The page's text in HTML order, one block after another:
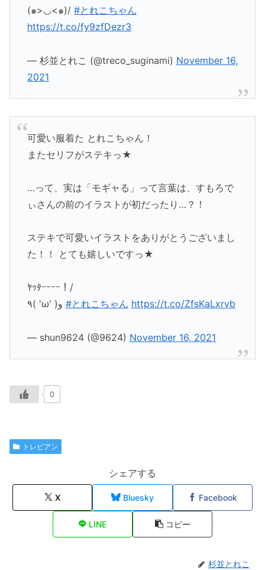
(๑>◡<๑)/ #とれこちゃん
https://t.co/fy9zfDezr3
— 杉並とれこ (@treco_suginami) November 16,
2021
可愛い服着た とれこちゃん！
またセリフがステキっ★
…って、実は「モギャる」って言葉は、すもろで
ぃさんの前のイラストが初だったり…？！
ステキで可愛いイラストをありがとうございまし
た！！ とても嬉しいですっ★
ﾔｯﾀｰｰｰｰ！/
#とれこちゃん https://t.co/ZfsKaLxrvb
— shun9624 (@9624) November 16, 2021
0
トレビアン
シェアする
X Bluesky Facebook
LINE コピー
杉並とれこ